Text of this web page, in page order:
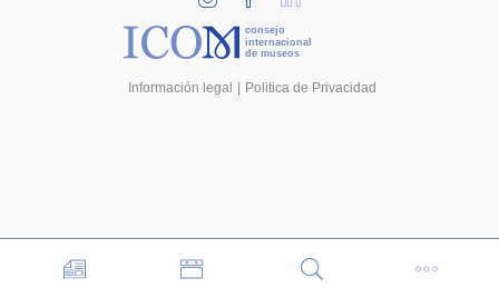
consejo
internacional
de museos
Información legal Politica de Privacidad